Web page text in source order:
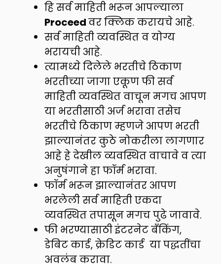
हि सर्व माहिती भरून आपल्याला
Proceedवर क्लिक करायचे आहे.
सर्व माहिती व्यवस्थित व योग्य
भरायची आहे.
त्यामध्ये दिलेले भरतीचे ठिकाण
भरतीच्या जागा एकूण फी सर्व
माहिती व्यवस्थित वाचून मगच आपण
या भरतीसाठी अर्ज भरावा तसेच
भरतीचे ठिकाण म्हणजे आपण भरती
झाल्यानंतर कुठे नोकरीला लागणार
आहे हे देखील व्यवस्थित वाचावे व त्या
अनुषंगाने हा फॉर्म भरावा.
फॉर्म भरून झाल्यानंतर आपण
भरलेली सर्व माहिती एकदा
व्यवस्थित तपासून मगच पुढे जावावे.
फी भरण्यासाठी इंटरनेट बँकिंग,
डेबिट कार्ड, क्रेडिट कार्ड या पद्धतींचा
अवलंब करावा.